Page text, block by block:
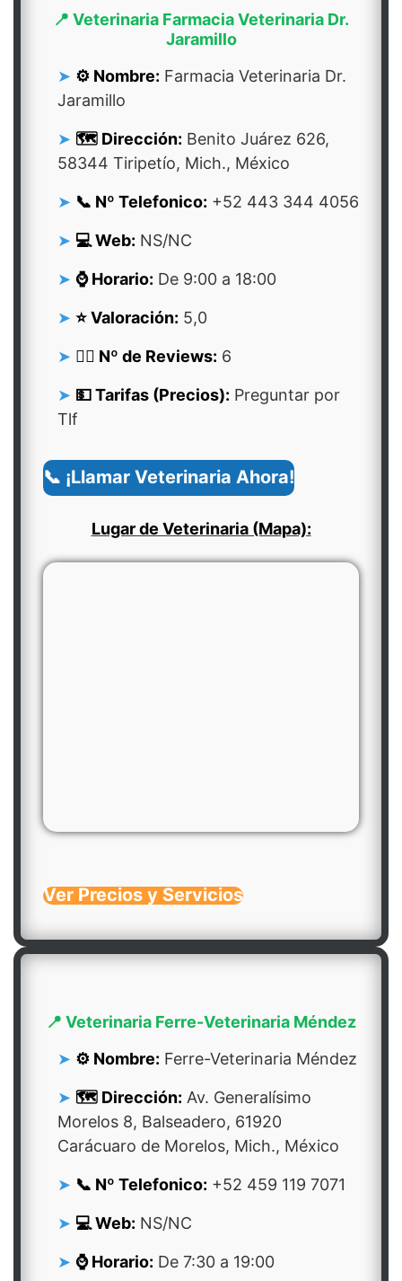
📍 Veterinaria Farmacia Veterinaria Dr.
Jaramillo
⚙️ Nombre: Farmacia Veterinaria Dr.
Jaramillo
🗺️ Dirección: Benito Juárez 626,
58344 Tiripetío, Mich., México
📞 Nº Telefonico: +52 443 344 4056
💻 Web: NS/NC
⌚ Horario: De 9:00 a 18:00
⭐ Valoración: 5,0
👍🏻 Nº de Reviews: 6
💵 Tarifas (Precios): Preguntar por
Tlf
📞 ¡Llamar Veterinaria Ahora!
Lugar de Veterinaria (Mapa):
Ver Precios y Servicios
📍 Veterinaria Ferre-Veterinaria Méndez
⚙️ Nombre: Ferre-Veterinaria Méndez
🗺️ Dirección: Av. Generalísimo
Morelos 8, Balseadero, 61920
Carácuaro de Morelos, Mich., México
📞 Nº Telefonico: +52 459 119 7071
💻 Web: NS/NC
⌚ Horario: De 7:30 a 19:00